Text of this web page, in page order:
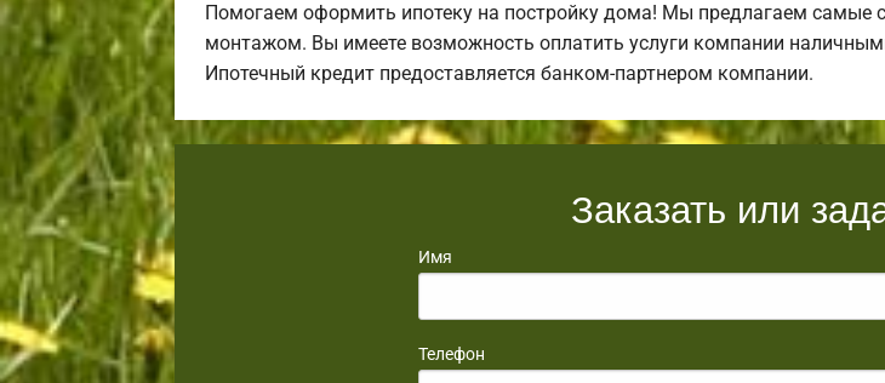
Помогаем оформить ипотеку на постройку дома! Мы предлагаем самые
монтажом. Вы имеете возможность оплатить услуги компании
Ипотечный кредит предоставляется банком-партнером компании.
Заказать или
Имя
Телефон